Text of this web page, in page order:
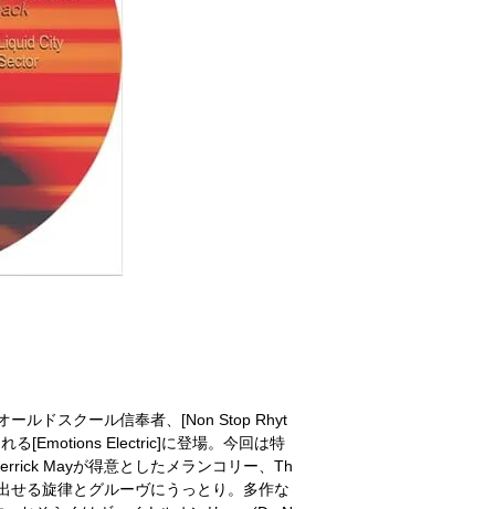
ールドスクール信奉者、[Non Stop Rhyt
る[Emotions Electric]に登場。今回は特
Mayが得意としたメランコリー、Th
せる旋律とグルーヴにうっとり。多作な